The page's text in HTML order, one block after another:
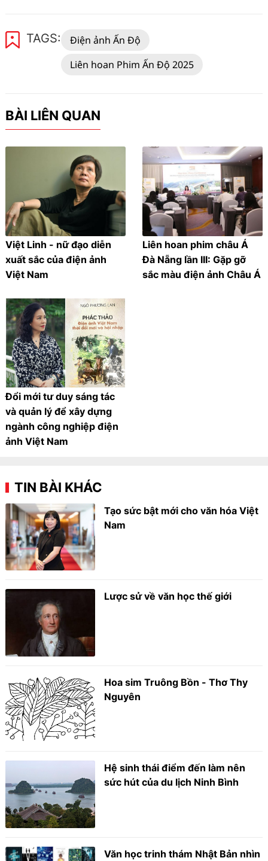
TAGS:
Điện ảnh Ấn Độ
Liên hoan Phim Ấn Độ 2025
BÀI LIÊN QUAN
Việt Linh - nữ đạo diễn
xuất sắc của điện ảnh
Việt Nam
Liên hoan phim châu Á
Đà Nẵng lần III: Gặp gỡ
sắc màu điện ảnh Châu Á
Đổi mới tư duy sáng tác
và quản lý để xây dựng
ngành công nghiệp điện
ảnh Việt Nam
TIN BÀI KHÁC
Tạo sức bật mới cho văn hóa Việt
Nam
Lược sử về văn học thế giới
Hoa sim Truông Bồn - Thơ Thy
Nguyên
Hệ sinh thái điểm đến làm nên
sức hút của du lịch Ninh Bình
Văn học trinh thám Nhật Bản nhìn